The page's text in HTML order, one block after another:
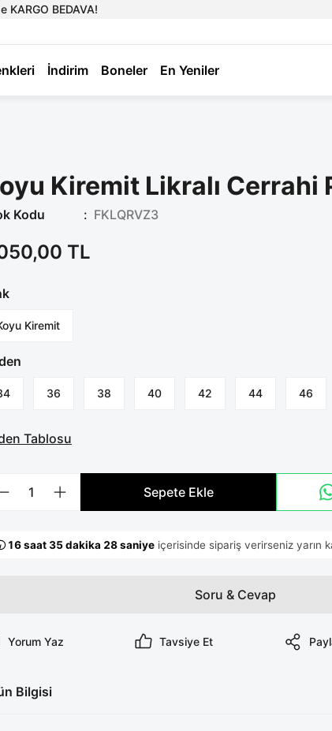
KARGO BEDAVA!
İndirim Boneler En Yeniler
Kiremit Likralı Cerrahi
Kodu FKLQRVZ3
TL
Kiremit
36 38 40 42 44 46
Tablosu
Sepete Ekle
Soru & Cevap
Yorum Yaz Tavsiye Et
Bilgisi